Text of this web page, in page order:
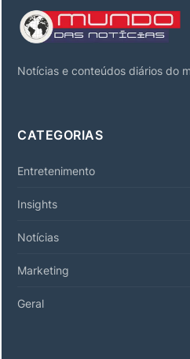
Notícias e conteúdos diários do
CATEGORIAS
Entretenimento
Insights
Notícias
Marketing
Geral